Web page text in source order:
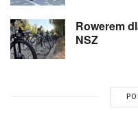
Rowerem
NSZ